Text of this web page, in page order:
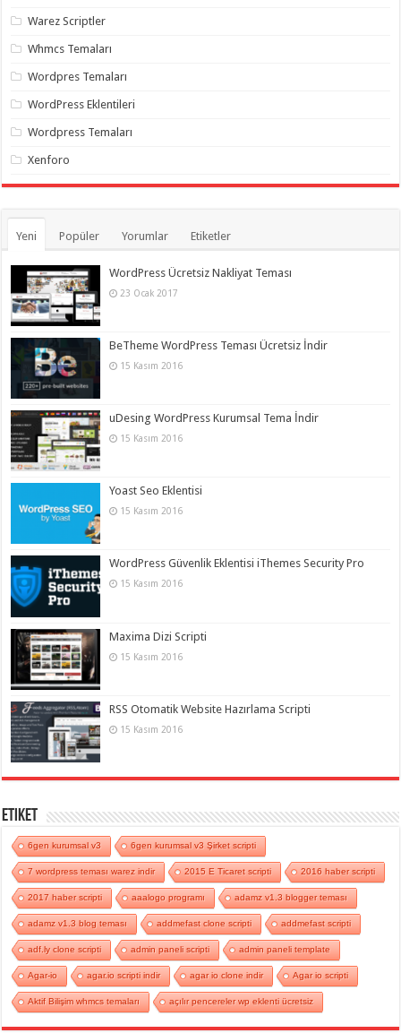
hilesi ,
takipçi
instagram
hilesi ,
Warez Scriptler
Whmcs Temaları
Wordpres Temaları
WordPress Eklentileri
Wordpress Temaları
Xenforo
Yeni Popüler Yorumlar Etiketler
WordPress Ücretsiz Nakliyat Teması
23 Ocak 2017
BeTheme WordPress Teması Ücretsiz İndir
15 Kasım 2016
uDesing WordPress Kurumsal Tema İndir
15 Kasım 2016
Yoast Seo Eklentisi
15 Kasım 2016
WordPress Güvenlik Eklentisi iThemes Security Pro
15 Kasım 2016
Maxima Dizi Scripti
15 Kasım 2016
RSS Otomatik Website Hazırlama Scripti
15 Kasım 2016
Etiket
6gen kurumsal v3 6gen kurumsal v3 Şirket scripti
7 wordpress teması warez indir 2015 E Ticaret scripti 2016 haber scripti
2017 haber scripti aaalogo programı adamz v1.3 blogger teması
adamz v1.3 blog teması addmefast clone scripti addmefast scripti
adf.ly clone scripti admin paneli scripti admin paneli template
Agar-io agar.io scripti indir agar io clone indir Agar io scripti
Aktif Bilişim whmcs temaları açılır pencereler wp eklenti ücretsiz